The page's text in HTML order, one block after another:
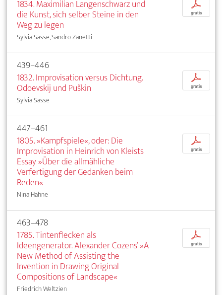
1834. Maximilian Langenschwarz und
die Kunst, sich selber Steine in den
Weg zu legen
Sylvia Sasse, Sandro Zanetti
p
gratis
439–446
1832. Improvisation versus Dichtung.
Odoevskij und Puškin
Sylvia Sasse
p
gratis
447–461
1805. »Kampfspiele«, oder: Die
Improvisation in Heinrich von Kleists
Essay »Über die allmähliche
Verfertigung der Gedanken beim
Reden«
Nina Hahne
p
gratis
463–478
1785. Tintenflecken als
Ideengenerator. Alexander Cozens’ »A
New Method of Assisting the
Invention in Drawing Original
Compositions of Landscape«
Friedrich Weltzien
p
gratis